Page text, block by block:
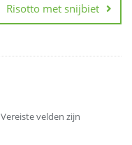
Risotto met snijbiet
Vereiste velden zijn